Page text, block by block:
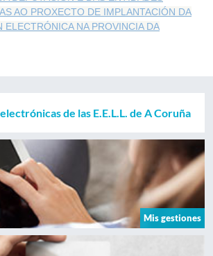
AO PROXECTO DE IMPLANTACIÓN DA
ELECTRÓNICA NA PROVINCIA DA
de las E.E.L.L. de A Coruña
Mis gestiones